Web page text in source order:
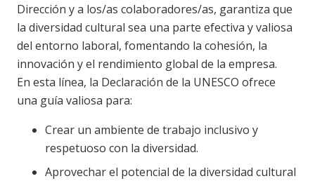
Dirección y a los/as colaboradores/as, garantiza que
la diversidad cultural sea una parte efectiva y valiosa
del entorno laboral, fomentando la cohesión, la
innovación y el rendimiento global de la empresa.
En esta línea, la Declaración de la UNESCO ofrece
una guía valiosa para:
Crear un ambiente de trabajo inclusivo y
respetuoso con la diversidad.
Aprovechar el potencial de la diversidad cultural